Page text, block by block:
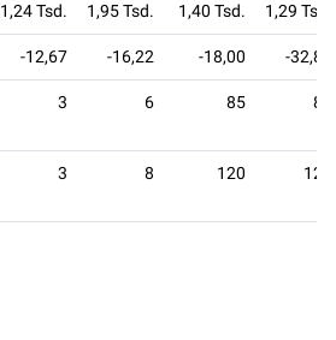
1,24 Tsd. 1,95 Tsd. 1,40 Tsd. 1,29 Tsd.
-12,67 -16,22 -18,00 -32,89
3 6 85 88
3 8 120 122